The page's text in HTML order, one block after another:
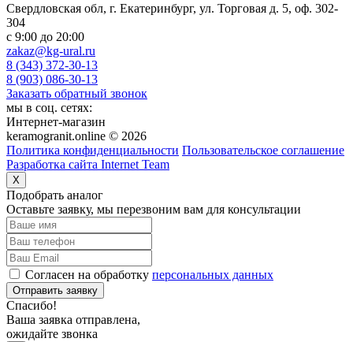
Свердловская обл, г. Екатеринбург, ул. Торговая д. 5, оф. 302-
304
c 9:00 до 20:00
zakaz@kg-ural.ru
8 (343) 372-30-13
8 (903) 086-30-13
Заказать обратный звонок
мы в соц. сетях:
Интернет-магазин
keramogranit.online © 2026
Политика конфиденциальности Пользовательское соглашение
Разработка сайта Internet Team
X
Подобрать аналог
Оставьте заявку, мы перезвоним вам для консультации
Согласен на обработку персональных данных
Отправить заявку
Спасибо!
Ваша заявка отправлена,
ожидайте звонка